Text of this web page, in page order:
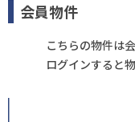
会員物件
こちらの物件は
ログインすると